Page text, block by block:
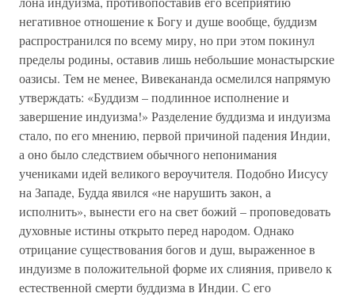
негативное отношение к Богу и душе вообще, буддизм
распространился по всему миру, но при этом покинул
пределы родины, оставив лишь небольшие монастырские
оазисы. Тем не менее, Вивекананда осмелился напрямую
утверждать: «Буддизм – подлинное исполнение и
завершение индуизма!» Разделение буддизма и индуизма
стало, по его мнению, первой причиной падения Индии,
а оно было следствием обычного непонимания
учениками идей великого вероучителя. Подобно Иисусу
на Западе, Будда явился «не нарушить закон, а
исполнить», вынести его на свет божий – проповедовать
духовные истины открыто перед народом. Однако
отрицание существования богов и душ, выраженное в
индуизме в положительной форме их слияния, привело к
естественной смерти буддизма в Индии. С его